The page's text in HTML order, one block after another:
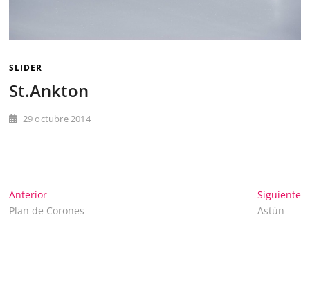
SLIDER
St.Ankton
29 octubre 2014
Navegación
AnteriorEntrada
anterior:
Plan de Corones
Siguiente
Astún